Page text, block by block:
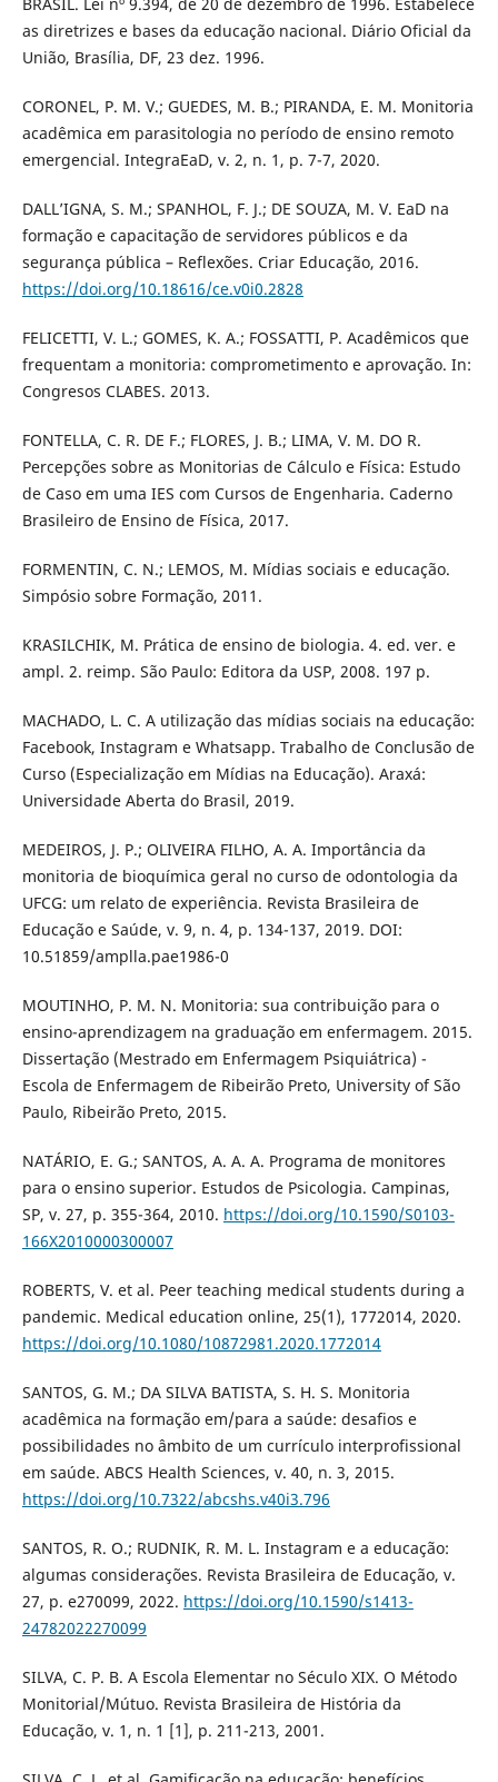
as diretrizes e bases da educação nacional. Diário Oficial da
União, Brasília, DF, 23 dez. 1996.
CORONEL, P. M. V.; GUEDES, M. B.; PIRANDA, E. M. Monitoria
acadêmica em parasitologia no período de ensino remoto
emergencial. IntegraEaD, v. 2, n. 1, p. 7-7, 2020.
DALL’IGNA, S. M.; SPANHOL, F. J.; DE SOUZA, M. V. EaD na
formação e capacitação de servidores públicos e da
segurança pública – Reflexões. Criar Educação, 2016.
https://doi.org/10.18616/ce.v0i0.2828
FELICETTI, V. L.; GOMES, K. A.; FOSSATTI, P. Acadêmicos que
frequentam a monitoria: comprometimento e aprovação. In:
Congresos CLABES. 2013.
FONTELLA, C. R. DE F.; FLORES, J. B.; LIMA, V. M. DO R.
Percepções sobre as Monitorias de Cálculo e Física: Estudo
de Caso em uma IES com Cursos de Engenharia. Caderno
Brasileiro de Ensino de Física, 2017.
FORMENTIN, C. N.; LEMOS, M. Mídias sociais e educação.
Simpósio sobre Formação, 2011.
KRASILCHIK, M. Prática de ensino de biologia. 4. ed. ver. e
ampl. 2. reimp. São Paulo: Editora da USP, 2008. 197 p.
MACHADO, L. C. A utilização das mídias sociais na educação:
Facebook, Instagram e Whatsapp. Trabalho de Conclusão de
Curso (Especialização em Mídias na Educação). Araxá:
Universidade Aberta do Brasil, 2019.
MEDEIROS, J. P.; OLIVEIRA FILHO, A. A. Importância da
monitoria de bioquímica geral no curso de odontologia da
UFCG: um relato de experiência. Revista Brasileira de
Educação e Saúde, v. 9, n. 4, p. 134-137, 2019. DOI:
10.51859/amplla.pae1986-0
MOUTINHO, P. M. N. Monitoria: sua contribuição para o
ensino-aprendizagem na graduação em enfermagem. 2015.
Dissertação (Mestrado em Enfermagem Psiquiátrica) -
Escola de Enfermagem de Ribeirão Preto, University of São
Paulo, Ribeirão Preto, 2015.
NATÁRIO, E. G.; SANTOS, A. A. A. Programa de monitores
para o ensino superior. Estudos de Psicologia. Campinas,
SP, v. 27, p. 355-364, 2010. https://doi.org/10.1590/S0103-
166X2010000300007
ROBERTS, V. et al. Peer teaching medical students during a
pandemic. Medical education online, 25(1), 1772014, 2020.
https://doi.org/10.1080/10872981.2020.1772014
SANTOS, G. M.; DA SILVA BATISTA, S. H. S. Monitoria
acadêmica na formação em/para a saúde: desafios e
possibilidades no âmbito de um currículo interprofissional
em saúde. ABCS Health Sciences, v. 40, n. 3, 2015.
https://doi.org/10.7322/abcshs.v40i3.796
SANTOS, R. O.; RUDNIK, R. M. L. Instagram e a educação:
algumas considerações. Revista Brasileira de Educação, v.
27, p. e270099, 2022. https://doi.org/10.1590/s1413-
24782022270099
SILVA, C. P. B. A Escola Elementar no Século XIX. O Método
Monitorial/Mútuo. Revista Brasileira de História da
Educação, v. 1, n. 1 [1], p. 211-213, 2001.